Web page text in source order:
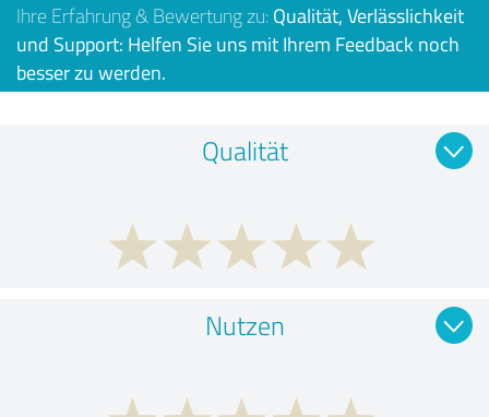
Ihre Erfahrung & Bewertung zu: Qualität, Verlässlichkeit
und Support: Helfen Sie uns mit Ihrem Feedback noch
besser zu werden.
Qualität
Nutzen